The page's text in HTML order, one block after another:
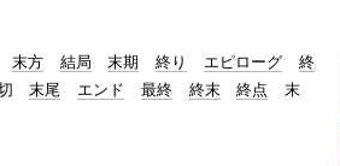
末方 結局 末期 終り エピローグ
終
末尾 エンド 最終 終末 終点
末